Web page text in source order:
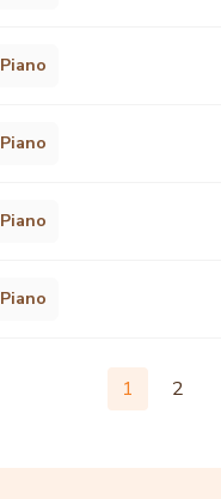
Piano
Piano
Piano
Piano
1 2